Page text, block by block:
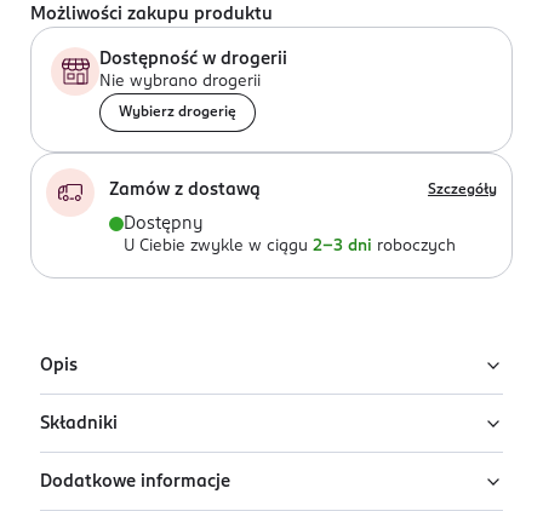
Możliwości zakupu produktu
Dostępność w drogerii
Nie wybrano drogerii
Wybierz drogerię
Zamów z dostawą Szczegóły
Dostępny
U Ciebie zwykle w ciągu 2-3 dni roboczych
Opis
Płynny róż do policzków House of Hur Moist
Ampoule Blusher w odcieniu Lavender Flush
Składniki
Ingredients: : WATER, METHYL TRIMETHICONE,
Dodatkowe informacje